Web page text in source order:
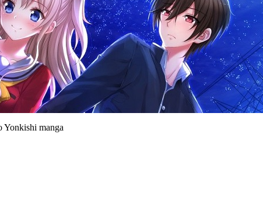
manga